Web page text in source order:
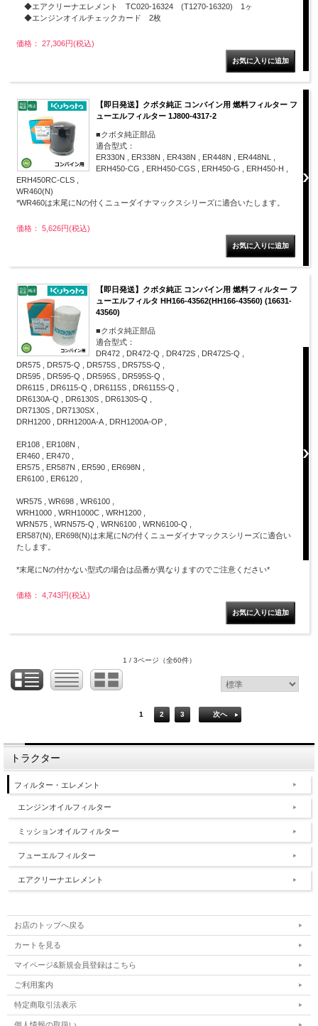
◆エアクリーナエレメント TC020-16324 (T1270-16320) 1ヶ
◆エンジンオイルチェックカード 2枚
価格： 27,306円(税込)
【即日発送】クボタ純正 コンバイン用 燃料フィルター フ
ューエルフィルター 1J800-4317-2
■クボタ純正部品
適合型式：
ER330N , ER338N , ER438N , ER448N , ER448NL ,
ERH450-CG , ERH450-CGS , ERH450-G , ERH450-H ,
ERH450RC-CLS ,
WR460(N)
*WR460は末尾にNの付くニューダイナマックスシリーズに適合いたします。
価格： 5,626円(税込)
【即日発送】クボタ純正 コンバイン用 燃料フィルター フ
ューエルフィルタ HH166-43562(HH166-43560) (16631-
43560)
■クボタ純正部品
適合型式：
DR472 , DR472-Q , DR472S , DR472S-Q ,
DR575 , DR575-Q , DR575S , DR575S-Q ,
DR595 , DR595-Q , DR595S , DR595S-Q ,
DR6115 , DR6115-Q , DR6115S , DR6115S-Q ,
DR6130A-Q , DR6130S , DR6130S-Q ,
DR7130S , DR7130SX ,
DRH1200 , DRH1200A-A , DRH1200A-OP ,
ER108 , ER108N ,
ER460 , ER470 ,
ER575 , ER587N , ER590 , ER698N ,
ER6100 , ER6120 ,
WR575 , WR698 , WR6100 ,
WRH1000 , WRH1000C , WRH1200 ,
WRN575 , WRN575-Q , WRN6100 , WRN6100-Q ,
ER587(N), ER698(N)は末尾にNの付くニューダイナマックスシリーズに適合い
たします。
*末尾にNの付かない型式の場合は品番が異なりますのでご注意ください*
価格： 4,743円(税込)
1 / 3ページ （全60件）
1 2 3 次へ
トラクター
フィルター・エレメント
エンジンオイルフィルター
ミッションオイルフィルター
フューエルフィルター
エアクリーナエレメント
お店のトップへ戻る
カートを見る
マイページ&新規会員登録はこちら
ご利用案内
特定商取引法表示